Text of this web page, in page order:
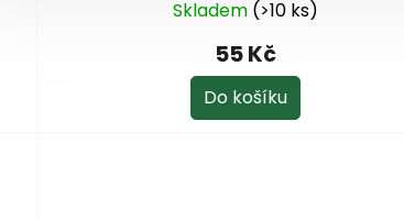
Skladem (>10 ks)
55 Kč
Do košíku